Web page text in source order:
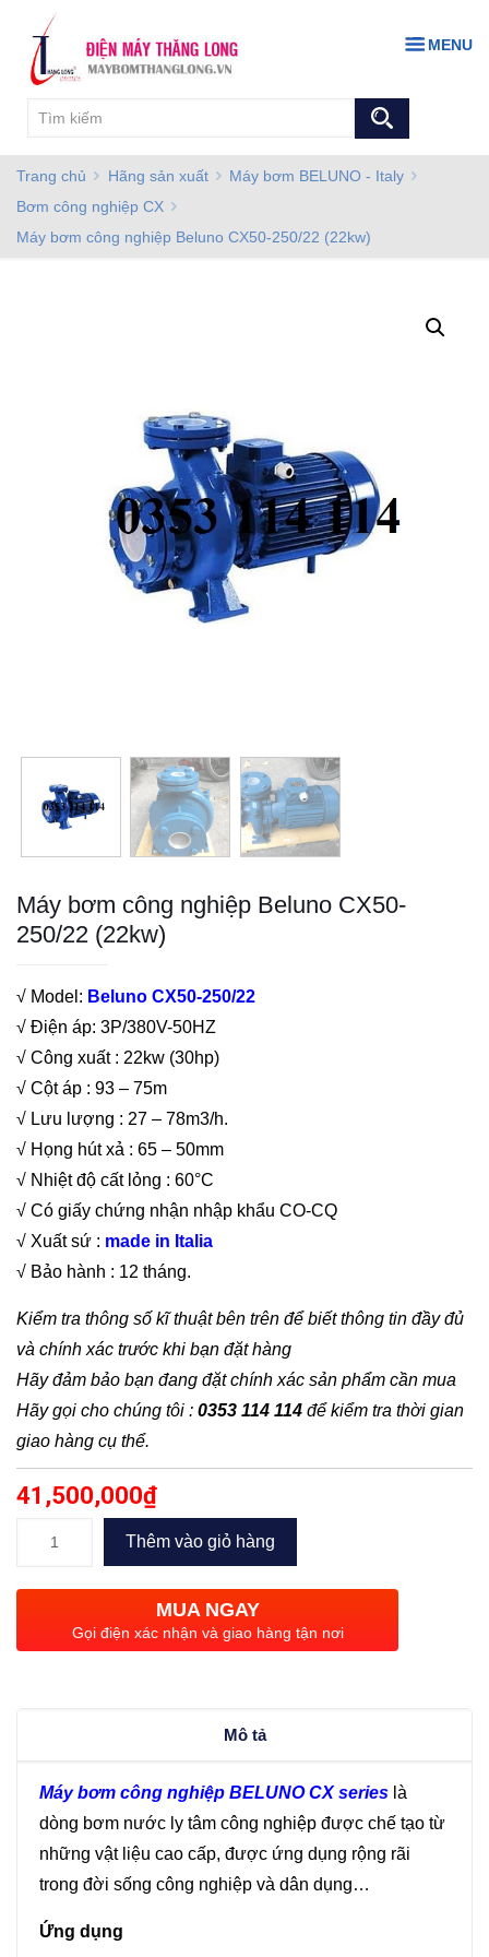
MENU
Trang chủ Hãng sản xuất
Máy bơm BELUNO - Italy
Bơm công nghiệp CX
Máy bơm công nghiệp Beluno CX50-250/22 (22kw)
Máy bơm công nghiệp Beluno CX50-
250/22 (22kw)
√ Model: Beluno CX50-250/22
√ Điện áp: 3P/380V-50HZ
√ Công xuất : 22kw (30hp)
√ Cột áp : 93 – 75m
√ Lưu lượng : 27 – 78m3/h.
√ Họng hút xả : 65 – 50mm
√ Nhiệt độ cất lỏng : 60°C
√ Có giấy chứng nhận nhập khẩu CO-CQ
√ Xuất sứ : made in Italia
√ Bảo hành : 12 tháng.
Kiểm tra thông số kĩ thuật bên trên để biết thông tin đầy đủ
và chính xác trước khi bạn đặt hàng
Hãy đảm bảo bạn đang đặt chính xác sản phẩm cần mua
Hãy gọi cho chúng tôi : 0353 114 114 để kiểm tra thời gian
giao hàng cụ thể.
41,500,000₫
công
Beluno
lượng
Thêm vào giỏ hàng
MUA NGAY
Gọi điện xác nhận và giao hàng tận nơi
Mô tả
Máy bơm công nghiệp BELUNO CX series là
dòng bơm nước ly tâm công nghiệp được chế tạo từ
những vật liệu cao cấp, được ứng dụng rộng rãi
trong đời sống công nghiệp và dân dụng…
Ứng dụng